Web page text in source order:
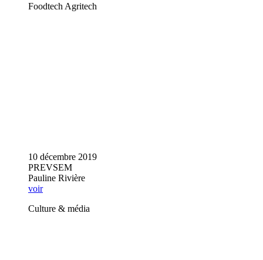
Foodtech Agritech
10 décembre 2019
PREVSEM
Pauline Rivière
voir
Culture & média